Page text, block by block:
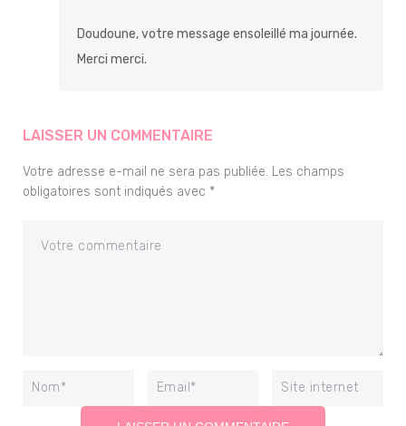
Doudoune, votre message ensoleillé ma journée.
Merci merci.
LAISSER UN COMMENTAIRE
Votre adresse e-mail ne sera pas publiée. Les champs
obligatoires sont indiqués avec *